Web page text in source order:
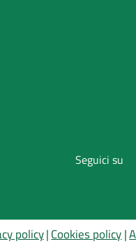
Seguici su
policy Cookies policy